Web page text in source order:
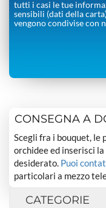
tutti i casi le tue
sensibili (dati della
vengono condivise con
CONSEGNA A
Scegli fra i bouquet, le
orchidee ed inserisci
desiderato. Puoi
particolari a mezzo
CATEGORIE